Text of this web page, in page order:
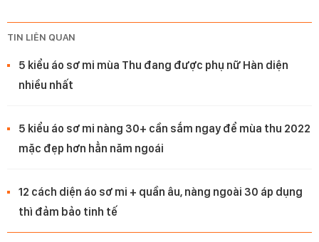
TIN LIÊN QUAN
5 kiểu áo sơ mi mùa Thu đang được phụ nữ Hàn diện
nhiều nhất
5 kiểu áo sơ mi nàng 30+ cần sắm ngay để mùa thu 2022
mặc đẹp hơn hẳn năm ngoái
12 cách diện áo sơ mi + quần âu, nàng ngoài 30 áp dụng
thì đảm bảo tinh tế